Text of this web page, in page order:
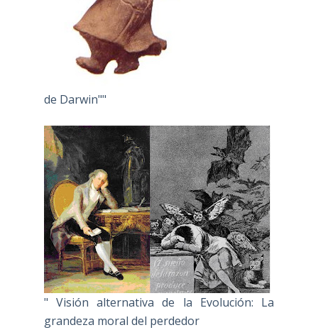
de Darwin""
" Visión alternativa de la Evolución: La
grandeza moral del perdedor